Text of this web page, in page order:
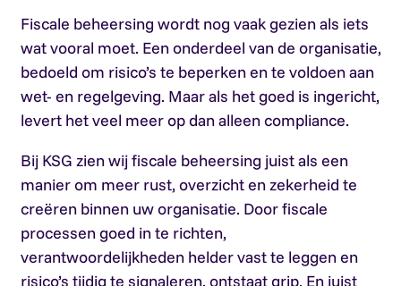
Fiscale beheersing wordt nog vaak gezien als iets
wat vooral moet. Een onderdeel van de organisatie,
bedoeld om risico’s te beperken en te voldoen aan
wet- en regelgeving. Maar als het goed is ingericht,
levert het veel meer op dan alleen compliance.
Bij KSG zien wij fiscale beheersing juist als een
manier om meer rust, overzicht en zekerheid te
creëren binnen uw organisatie. Door fiscale
processen goed in te richten,
verantwoordelijkheden helder vast te leggen en
risico’s tijdig te signaleren, ontstaat grip. En juist